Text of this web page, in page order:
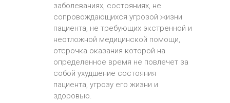
заболеваниях, состояниях, не
сопровождающихся угрозой жизни
пациента, не требующих экстренной и
неотложной медицинской помощи,
отсрочка оказания которой на
определенное время не повлечет за
собой ухудшение состояния
пациента, угрозу его жизни и
здоровью.